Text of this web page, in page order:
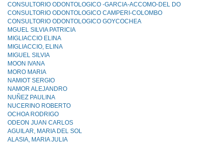
CONSULTORIO ODONTOLOGICO -GARCIA-ACCOMO-DEL DO
CONSULTORIO ODONTOLOGICO CAMPERI-COLOMBO
CONSULTORIO ODONTOLOGICO GOYCOCHEA
MGUEL SILVIA PATRICIA
MIGLIACCIO ELINA
MIGLIACCIO, ELINA
MIGUEL SILVIA
MOON IVANA
MORO MARIA
NAMIOT SERGIO
NAMOR ALEJANDRO
NUÑEZ PAULINA
NUCERINO ROBERTO
OCHOA RODRIGO
ODEON JUAN CARLOS
AGUILAR, MARIA DEL SOL
ALASIA, MARIA JULIA